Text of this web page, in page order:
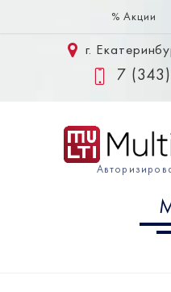
Меню
Samsung
Xiaomi
% Акции
г.
7